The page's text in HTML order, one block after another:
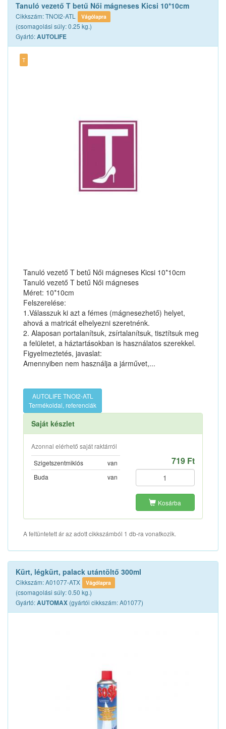
Tanuló vezető T betű Női mágneses Kicsi 10*10cm
Cikkszám: TNOI2-ATL Vágólapra
(csomagolási súly: 0.25 kg.)
Gyártó:AUTOLIFE
T
Tanuló vezető T betű Női mágneses Kicsi 10*10cm
Tanuló vezető T betű Női mágneses
Méret: 10*10cm
Felszerelése:
1.Válasszuk ki azt a fémes (mágnesezhető) helyet,
ahová a matricát elhelyezni szeretnénk.
2. Alaposan portalanítsuk, zsírtalanítsuk, tisztítsuk meg
a felületet, a háztartásokban is használatos szerekkel.
Figyelmeztetés, javaslat:
Amennyiben nem használja a járművet,...
AUTOLIFE TNOI2-ATL
Termékoldal, referenciák
Saját készlet
Azonnal elérhető saját raktárról
Szigetszentmiklós
van
Buda
van
719 Ft
Kosárba
A feltüntetett ár az adott cikkszámból 1 db-ra vonatkozik.
Kürt, légkürt, palack utántöltő 300ml
Cikkszám: A01077-ATX Vágólapra
(csomagolási súly: 0.50 kg.)
Gyártó:AUTOMAX (gyártói cikkszám: A01077)